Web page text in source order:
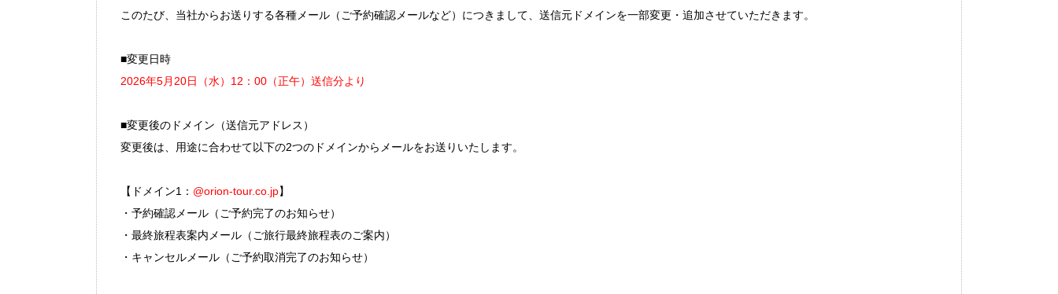
このたび、当社からお送りする各種メール（ご予約確認メールなど）につきまして、送信元ドメインを一部変更・追加させていただきます。
■変更日時
2026年5月20日（水）12：00（正午）送信分より
■変更後のドメイン（送信元アドレス）
変更後は、用途に合わせて以下の2つのドメインからメールをお送りいたします。
【ドメイン1： @orion-tour.co.jp】
・予約確認メール（ご予約完了のお知らせ）
・最終旅程表案内メール（ご旅行最終旅程表のご案内）
・キャンセルメール（ご予約取消完了のお知らせ）